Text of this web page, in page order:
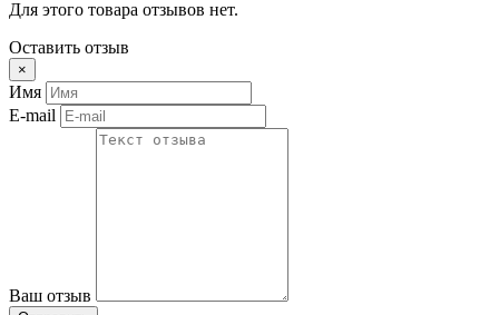
Для этого товара отзывов нет.
Оставить отзыв
×
Имя
E-mail
Ваш отзыв